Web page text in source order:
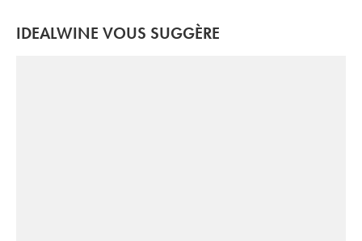
IDEALWINE VOUS SUGGÈRE